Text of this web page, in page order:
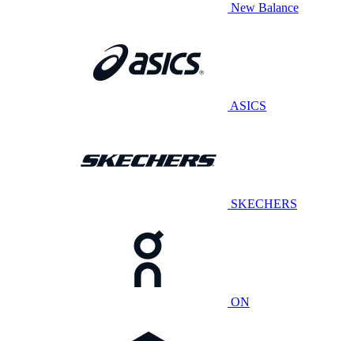
New Balance
ASICS
SKECHERS
ON